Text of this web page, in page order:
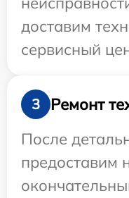
доставим
сервисный
3
Ремонт
После
предоставим